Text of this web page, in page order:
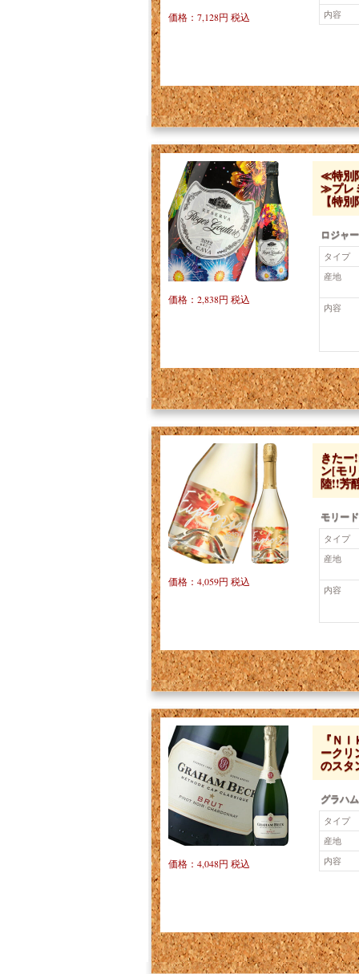
内容
価格：7,128円 税込
≪特別
≫プレ
【特
ロジャ
タイプ
産地
内容
価格：2,838円 税込
きた
ン[モ
陸!!芳
モリー
タイプ
産地
内容
価格：4,059円 税込
『Ｎ
ークリ
のス
グラハ
タイプ
産地
内容
価格：4,048円 税込